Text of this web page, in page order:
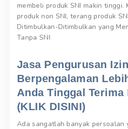
membeli produk SNI makin tinggi.
produk non SNI, terang produk
Ditimbulkan-Ditimbulkan yang
Tanpa SNI
Jasa Pengurusan
Berpengalaman
Anda Tinggal Terima
(KLIK DISINI)
Ada sangatlah banyak persoalan